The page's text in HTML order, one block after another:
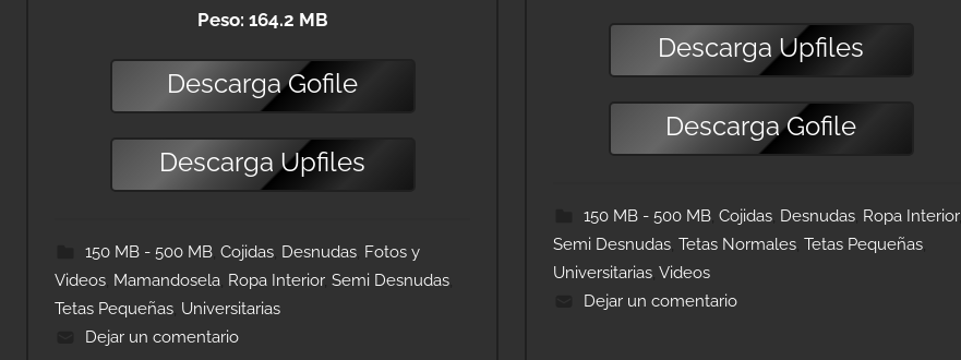
Peso: 164.2 MB
DescargaGofile
DescargaUpfiles
150 MB - 500 MB, Cojidas, Desnudas, Fotos y
Videos Mamandosela Ropa Interior, Semi Desnudas
Tetas Pequeñas Universitarias
Dejar un comentario
DescargaUpfiles
DescargaGofile
150 MB - 500 MB, Cojidas, Desnudas, Ropa Interior,
Semi Desnudas ,Tetas Normales ,Tetas Pequeñas
Universitarias ,Videos
Dejar un comentario